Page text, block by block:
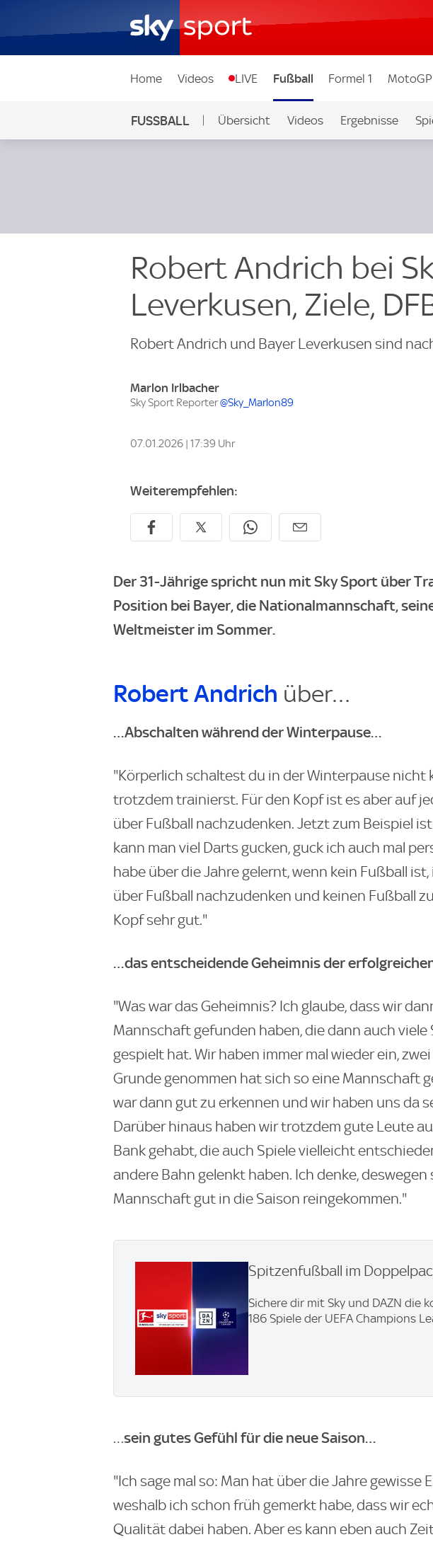
Home Videos LIVE Fußball Formel 1 MotoGP
FUSSBALL Übersicht Videos Ergebnisse
Robert Andrich bei
Leverkusen, Ziele,
Robert Andrich und Bayer Leverkusen sind
Marlon Irlbacher
Sky Sport Reporter@Sky_Marlon89
07.01.2026 | 17:39 Uhr
Weiterempfehlen:
Der 31-Jährige spricht nun mitSky Sport über
Position bei Bayer, die Nationalmannschaft,
Weltmeister im Sommer.
Robert Andrich über…
…Abschalten während der Winterpause…
"Körperlich schaltest du in der Winterpause nicht
trotzdem trainierst. Für den Kopf ist es aber auf
über Fußball nachzudenken. Jetzt zum Beispiel
kann man viel Darts gucken, guck ich auch mal
habe über die Jahre gelernt, wenn kein Fußball
über Fußball nachzudenken und keinen Fußball
Kopf sehr gut."
…das entscheidende Geheimnis der
"Was war das Geheimnis? Ich glaube, dass wir
Mannschaft gefunden haben, die dann auch
gespielt hat. Wir haben immer mal wieder ein,
Grunde genommen hat sich so eine Mannschaft
war dann gut zu erkennen und wir haben uns da
Darüber hinaus haben wir trotzdem gute Leute
Bank gehabt, die auch Spiele vielleicht
andere Bahn gelenkt haben. Ich denke, deswegen
Mannschaft gut in die Saison reingekommen."
Spitzenfußball im
Sichere dir mit Sky und DAZN die
186 Spiele der UEFA Champions
…sein gutes Gefühl für die neue Saison…
"Ich sage mal so: Man hat über die Jahre gewisse
weshalb ich schon früh gemerkt habe, dass wir
Qualität dabei haben. Aber es kann eben auch